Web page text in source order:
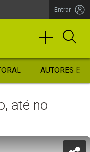
Entrar
AUTORES
até no